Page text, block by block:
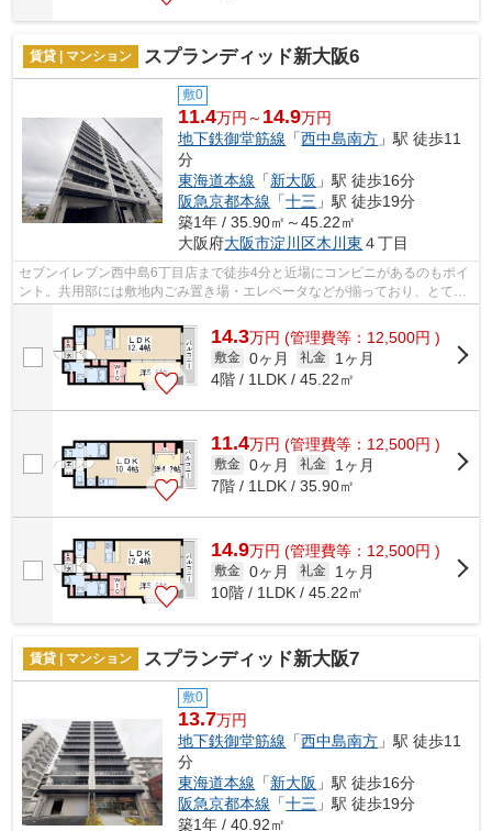
賃貸 | マンション スプランディッド新大阪6
敷0
11.4万円～ 14.9万円
地下鉄御堂筋線 「西中島南方 」駅 徒歩11
分
東海道本線 「新大阪 」駅 徒歩16分
阪急京都本線 「十三 」駅 徒歩19分
築1年 / 35.90㎡～45.22㎡
大阪府大阪市淀川区木川東 ４丁目
セブンイレブン西中島6丁目店まで徒歩4分と近場にコンビニがあるのもポイ
ント。共用部には敷地内ごみ置き場・エレベータなどが揃っており、とても
14.3万円 (管理費等：12,500円 )
敷金 0ヶ月 礼金
1ヶ月
4階 / 1LDK / 45.22㎡
11.4万円 (管理費等：12,500円 )
敷金 0ヶ月 礼金
1ヶ月
7階 / 1LDK / 35.90㎡
14.9万円 (管理費等：12,500円 )
敷金 0ヶ月 礼金
1ヶ月
10階 / 1LDK / 45.22㎡
賃貸 | マンション スプランディッド新大阪7
敷0
13.7万円
地下鉄御堂筋線 「西中島南方 」駅 徒歩11
分
東海道本線 「新大阪 」駅 徒歩16分
阪急京都本線 「十三 」駅 徒歩19分
築1年 / 40.92㎡